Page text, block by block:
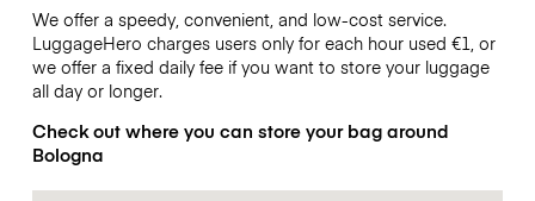
We offer a speedy, convenient, and low-cost service.
LuggageHero charges users only for each hour used €1 , or
we offer a fixed daily fee if you want to store your luggage
all day or longer.
Check out where you can store your bag around
Bologna